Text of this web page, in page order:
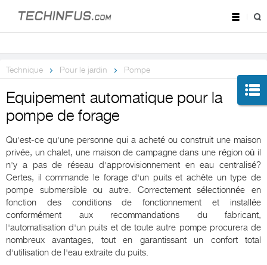
Technique Pour le jardin Pompe
Equipement automatique pour la
pompe de forage
Qu'est-ce qu'une personne qui a acheté ou construit une maison
privée, un chalet, une maison de campagne dans une région où il
n'y a pas de réseau d'approvisionnement en eau centralisé?
Certes, il commande le forage d'un puits et achète un type de
pompe submersible ou autre. Correctement sélectionnée en
fonction des conditions de fonctionnement et installée
conformément aux recommandations du fabricant,
l'automatisation d'un puits et de toute autre pompe procurera de
nombreux avantages, tout en garantissant un confort total
d'utilisation de l'eau extraite du puits.